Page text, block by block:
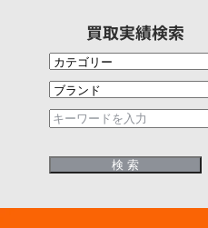
買取実績検索